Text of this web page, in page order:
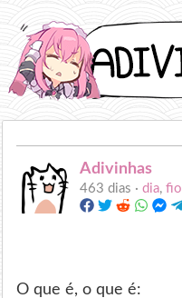
Adivinhas
463 dias ·dia,fio
O que é, o que é: